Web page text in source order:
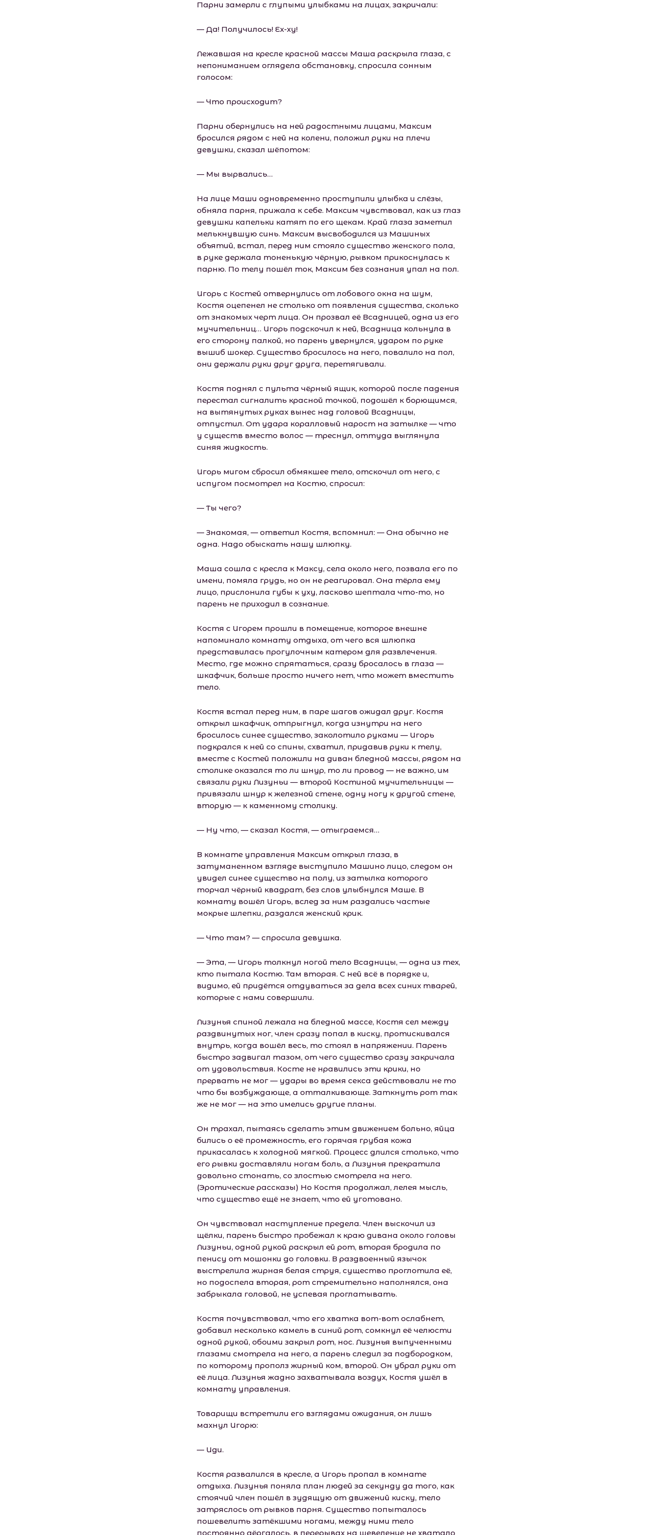
Парни замерли с глупыми улыбками на лицах, закричали:
— Да! Получилось! Ех-ху!
Лежавшая на кресле красной массы Маша раскрыла глаза, с
непониманием оглядела обстановку, спросила сонным
голосом:
— Что происходит?
Парни обернулись на ней радостными лицами, Максим
бросился рядом с ней на колени, положил руки на плечи
девушки, сказал шёпотом:
— Мы вырвались…
На лице Маши одновременно проступили улыбка и слёзы,
обняла парня, прижала к себе. Максим чувствовал, как из глаз
девушки капельки катят по его щекам. Край глаза заметил
мелькнувшую синь. Максим высвободился из Машиных
объятий, встал, перед ним стояло существо женского пола,
в руке держала тоненькую чёрную, рывком прикоснулась к
парню. По телу пошёл ток, Максим без сознания упал на пол.
Игорь с Костей отвернулись от лобового окна на шум,
Костя оцепенел не столько от появления существа, сколько
от знакомых черт лица. Он прозвал её Всадницей, одна из его
мучительниц… Игорь подскочил к ней, Всадница кольнула в
его сторону палкой, но парень увернулся, ударом по руке
вышиб шокер. Существо бросилось на него, повалило на пол,
они держали руки друг друга, перетягивали.
Костя поднял с пульта чёрный ящик, которой после падения
перестал сигналить красной точкой, подошёл к борющимся,
на вытянутых руках вынес над головой Всадницы,
отпустил. От удара коралловый нарост на затылке — что
у существ вместо волос — треснул, оттуда выглянула
синяя жидкость.
Игорь мигом сбросил обмякшее тело, отскочил от него, с
испугом посмотрел на Костю, спросил:
— Ты чего?
— Знакомая, — ответил Костя, вспомнил: — Она обычно не
одна. Надо обыскать нашу шлюпку.
Маша сошла с кресла к Максу, села около него, позвала его по
имени, помяла грудь, но он не реагировал. Она тёрла ему
лицо, прислонила губы к уху, ласково шептала что-то, но
парень не приходил в сознание.
Костя с Игорем прошли в помещение, которое внешне
напоминало комнату отдыха, от чего вся шлюпка
представилась прогулочным катером для развлечения.
Место, где можно спрятаться, сразу бросалось в глаза —
шкафчик, больше просто ничего нет, что может вместить
тело.
Костя встал перед ним, в паре шагов ожидал друг. Костя
открыл шкафчик, отпрыгнул, когда изнутри на него
бросилось синее существо, заколотило руками — Игорь
подкрался к ней со спины, схватил, придавив руки к телу,
вместе с Костей положили на диван бледной массы, рядом на
столике оказался то ли шнур, то ли провод — не важно, им
связали руки Лизуньи — второй Костиной мучительницы —
привязали шнур к железной стене, одну ногу к другой стене,
вторую — к каменному столику.
— Ну что, — сказал Костя, — отыграемся…
В комнате управления Максим открыл глаза, в
затуманенном взгляде выступило Машино лицо, следом он
увидел синее существо на полу, из затылка которого
торчал чёрный квадрат, без слов улыбнулся Маше. В
комнату вошёл Игорь, вслед за ним раздались частые
мокрые шлепки, раздался женский крик.
— Что там? — спросила девушка.
— Эта, — Игорь толкнул ногой тело Всадницы, — одна из тех,
кто пытала Костю. Там вторая. С ней всё в порядке и,
видимо, ей придётся отдуваться за дела всех синих тварей,
которые с нами совершили.
Лизунья спиной лежала на бледной массе, Костя сел между
раздвинутых ног, член сразу попал в киску, протискивался
внутрь, когда вошёл весь, то стоял в напряжении. Парень
быстро задвигал тазом, от чего существо сразу закричала
от удовольствия. Косте не нравились эти крики, но
прервать не мог — удары во время секса действовали не то
что бы возбуждающе, а отталкивающе. Заткнуть рот так
же не мог — на это имелись другие планы.
Он трахал, пытаясь сделать этим движением больно, яйца
бились о её промежность, его горячая грубая кожа
прикасалась к холодной мягкой. Процесс длился столько, что
его рывки доставляли ногам боль, а Лизунья прекратила
довольно стонать, со злостью смотрела на него.
(Эротические рассказы) Но Костя продолжал, лелея мысль,
что существо ещё не знает, что ей уготовано.
Он чувствовал наступление предела. Член выскочил из
щёлки, парень быстро пробежал к краю дивана около головы
Лизуньи, одной рукой раскрыл ей рот, вторая бродила по
пенису от мошонки до головки. В раздвоенный язычок
выстрелила жирная белая струя, существо проглотила её,
но подоспела вторая, рот стремительно наполнялся, она
забрыкала головой, не успевая проглатывать.
Костя почувствовал, что его хватка вот-вот ослабнет,
добавил несколько камель в синий рот, сомкнул её челюсти
одной рукой, обоими закрыл рот, нос. Лизунья выпученными
глазами смотрела на него, а парень следил за подбородком,
по которому прополз жирный ком, второй. Он убрал руки от
её лица. Лизунья жадно захватывала воздух, Костя ушёл в
комнату управления.
Товарищи встретили его взглядами ожидания, он лишь
махнул Игорю:
— Иди.
Костя развалился в кресле, а Игорь пропал в комнате
отдыха. Лизунья поняла план людей за секунду да того, как
стоячий член пошёл в зудящую от движений киску, тело
затряслось от рывков парня. Существо попыталось
пошевелить затёкшими ногами, между ними тело
постоянно дёргалось, в перерывах на шевеление не хватало